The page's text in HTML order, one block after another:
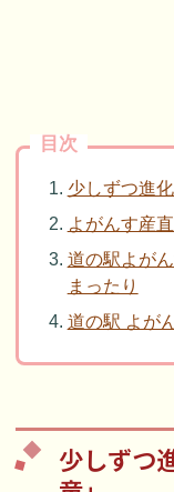
目次
少しずつ進
よがんす産
道の駅よが
まったり
道の駅 よが
少しずつ